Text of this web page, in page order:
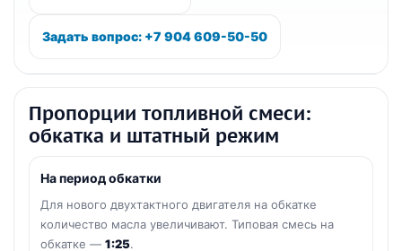
Задать вопрос: +7 904 609-50-50
Пропорции топливной смеси:
обкатка и штатный режим
На период обкатки
Для нового двухтактного двигателя на обкатке
количество масла увеличивают. Типовая смесь на
обкатке — 1:25.